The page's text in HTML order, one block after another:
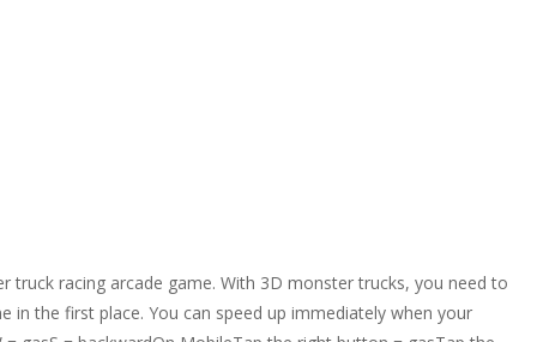
truck racing arcade game. With 3D monster trucks, you need to
in the first place. You can speed up immediately when your